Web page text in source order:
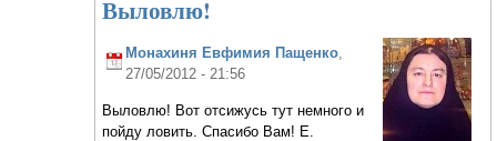
Выловлю!
Монахиня Евфимия Пащенко
27/05/2012 - 21:56
Выловлю! Вот отсижусь тут немного и
пойду ловить. Спасибо Вам! Е.